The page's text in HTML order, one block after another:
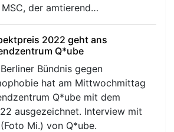
der amtierend…
2022 geht ans
Q*ube
Bündnis gegen
hat am Mittwochmittag
Q*ube mit dem
ausgezeichnet. Interview mit
Mi.) von Q*ube.